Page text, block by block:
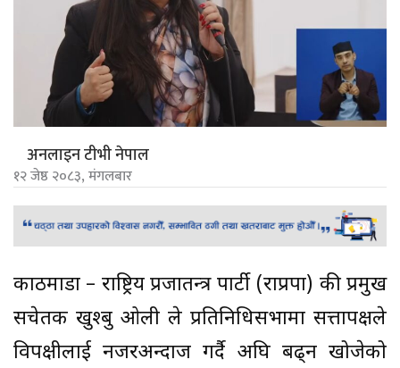
अनलाइन टीभी नेपाल
१२ जेष्ठ २०८३, मंगलबार
काठमाडौँ – राष्ट्रिय प्रजातन्त्र पार्टी (राप्रपा) की प्रमुख
सचेतक खुश्बु ओली ले प्रतिनिधिसभामा सत्तापक्षले
विपक्षीलाई नजरअन्दाज गर्दै अघि बढ्न खोजेको